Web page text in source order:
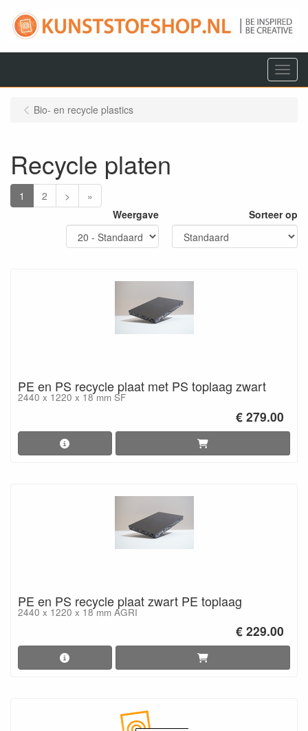
Menu
Bio- en recycle plastics
Recycle platen
1 2 >
»
Weergave
Sorteer op
PE en PS recycle plaat met PS toplaag zwart
2440 x 1220 x 18 mm SF
€ 279.00
PE en PS recycle plaat zwart PE toplaag
2440 x 1220 x 18 mm AGRI
€ 229.00